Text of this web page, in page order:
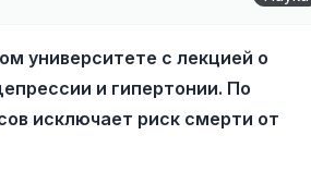
университете с лекцией о
и гипертонии. По
исключает риск смерти от